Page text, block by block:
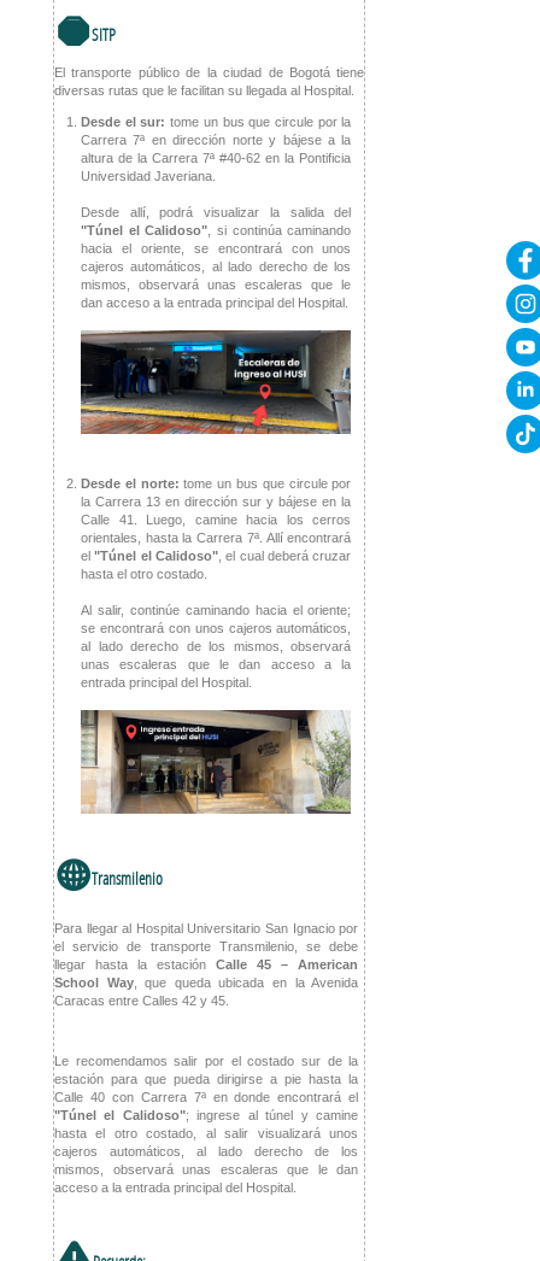
'SITP
El transporte público de la ciudad de Bogotá tiene
diversas rutas que le facilitan su llegada al Hospital.
Desde el sur: tome un bus que circule por la
Carrera 7ª en dirección norte y bájese a la
altura de la Carrera 7ª #40-62 en la Pontificia
Universidad Javeriana.
Desde allí, podrá visualizar la salida del
"Túnel el Calidoso" , si continúa caminando
hacia el oriente, se encontrará con unos
cajeros automáticos, al lado derecho de los
mismos, observará unas escaleras que le
dan acceso a la entrada principal del Hospital.
Desde el norte: tome un bus que circule por
la Carrera 13 en dirección sur y bájese en la
Calle 41. Luego, camine hacia los cerros
orientales, hasta la Carrera 7ª. Allí encontrará
el"Túnel el Calidoso" , el cual deberá cruzar
hasta el otro costado.
Al salir, continúe caminando hacia el oriente;
se encontrará con unos cajeros automáticos,
al lado derecho de los mismos, observará
unas escaleras que le dan acceso a la
entrada principal del Hospital.
wTransmilenio
Para llegar al Hospital Universitario San Ignacio por
el servicio de transporte Transmilenio, se debe
llegar hasta la estación Calle 45 – American
School Way, que queda ubicada en la Avenida
Caracas entre Calles 42 y 45.
Le recomendamos salir por el costado sur de la
estación para que pueda dirigirse a pie hasta la
Calle 40 con Carrera 7ª en donde encontrará el
"Túnel el Calidoso"; ingrese al túnel y camine
hasta el otro costado, al salir visualizará unos
cajeros automáticos, al lado derecho de los
mismos, observará unas escaleras que le dan
acceso a la entrada principal del Hospital.